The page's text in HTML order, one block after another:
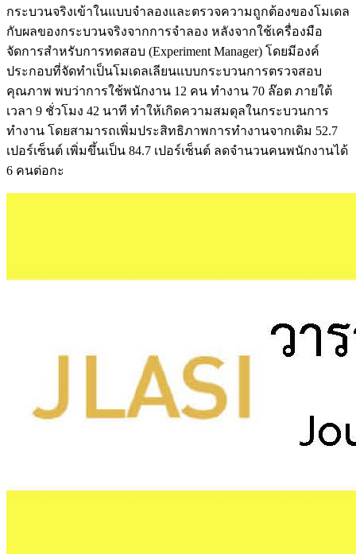
กระบวนจริงเข้าในแบบจำลองและตรวจความถูกต้องของโมเดล
กับผลของกระบวนจริงจากการจำลอง หลังจากใช้เครื่องมือ
จัดการสำหรับการทดสอบ (Experiment Manager) โดยมีองค์
ประกอบที่จัดทำเป็นโมเดลเลียนแบบกระบวนการตรวจสอบ
คุณภาพ พบว่าการใช้พนักงาน 12 คน ทำงาน 70 ล๊อต ภายใต้
เวลา 9 ชั่วโมง 42 นาที ทำให้เกิดความสมดุลในกระบวนการ
ทำงาน โดยสามารถเพิ่มประสิทธิภาพการทำงานจากเดิม 52.7
เปอร์เซ็นต์ เพิ่มขึ้นเป็น 84.7 เปอร์เซ็นต์ ลดจำนวนคนพนักงานได้
6 คนต่อกะ